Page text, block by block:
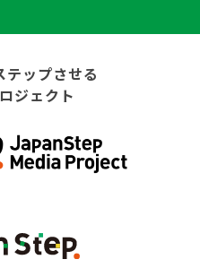
テップさせる
ジェクト